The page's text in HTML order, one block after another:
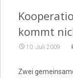
kommt
10. Juli 2009
Zwei